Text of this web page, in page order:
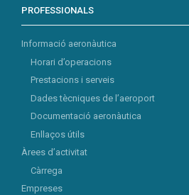
PROFESSIONALS
Informació aeronàutica
Horari d’operacions
Prestacions i serveis
Dades tècniques de l’aeroport
Documentació aeronàutica
Enllaços útils
Àrees d’activitat
Càrrega
Empreses